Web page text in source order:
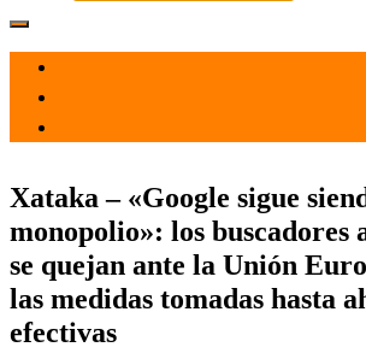
Xataka – «Google sigue
monopolio»: los buscadores
se quejan ante la Unión
las medidas tomadas hasta
efectivas